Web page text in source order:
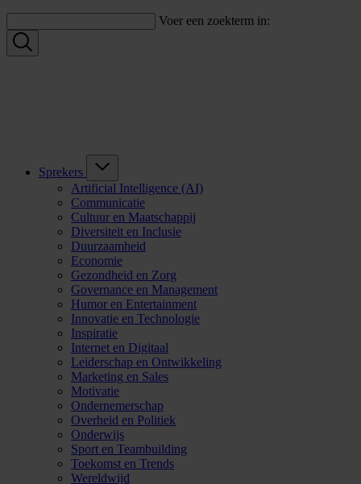
Voer een zoekterm in:
Sprekers
Artificial Intelligence (AI)
Communicatie
Cultuur en Maatschappij
Diversiteit en Inclusie
Duurzaamheid
Economie
Gezondheid en Zorg
Governance en Management
Humor en Entertainment
Innovatie en Technologie
Inspiratie
Internet en Digitaal
Leiderschap en Ontwikkeling
Marketing en Sales
Motivatie
Ondernemerschap
Overheid en Politiek
Onderwijs
Sport en Teambuilding
Toekomst en Trends
Wereldwijd